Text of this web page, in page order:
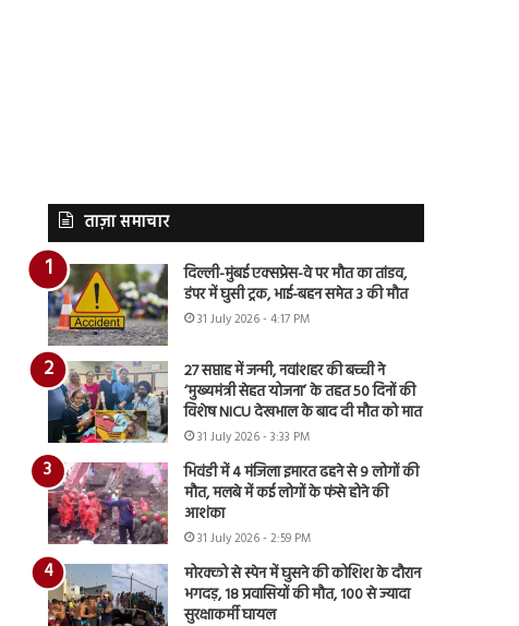
ताज़ा समाचार
दिल्ली-मुंबई एक्सप्रेस-वे पर मौत का तांडव,
डंपर में घुसी ट्रक, भाई-बहन समेत 3 की मौत
31 July 2026 - 4:17 PM
27 सप्ताह में जन्मी, नवांशहर की बच्ची ने
‘मुख्यमंत्री सेहत योजना’ के तहत 50 दिनों की
विशेष NICU देखभाल के बाद दी मौत को मात
31 July 2026 - 3:33 PM
भिवंडी में 4 मंजिला इमारत ढहने से 9 लोगों की
मौत, मलबे में कई लोगों के फंसे होने की
आशंका
31 July 2026 - 2:59 PM
मोरक्को से स्पेन में घुसने की कोशिश के दौरान
भगदड़, 18 प्रवासियों की मौत, 100 से ज्यादा
सुरक्षाकर्मी घायल